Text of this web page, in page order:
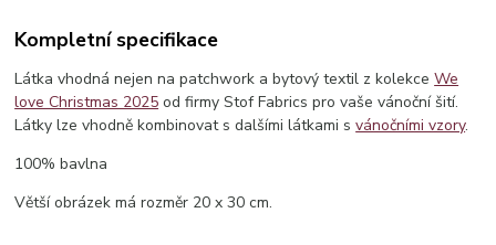
Kompletní specifikace
Látka vhodná nejen na patchwork a bytový textil z kolekceWe
love Christmas 2025 od firmy Stof Fabrics pro vaše vánoční šití.
Látky lze vhodně kombinovat s dalšími látkami svánočními vzory.
100% bavlna
Větší obrázek má rozměr 20 x 30 cm.